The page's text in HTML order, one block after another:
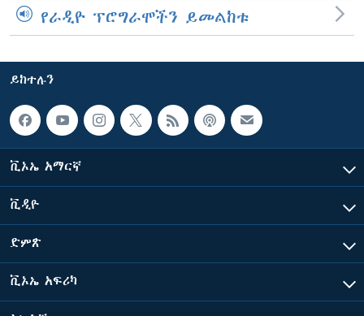
የራዲዮ ፕሮግራሞችን ይመልከቱ
ይከተሉን
ቪኦኤ አማርኛ
ቪዲዮ
ድምጽ
ቪኦኤ አፍሪካ